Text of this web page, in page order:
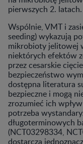
pierwszych 2. latach.
Wspólnie, VMT i
seeding) wykazują
mikrobioty jelitowej
niektórych efektów
przez cesarskie
bezpieczeństwo
dostępna literatura
bezpieczne i mogą
zrozumieć ich
potrzeba
długoterminowych
(NCT03298334,
dostarczą